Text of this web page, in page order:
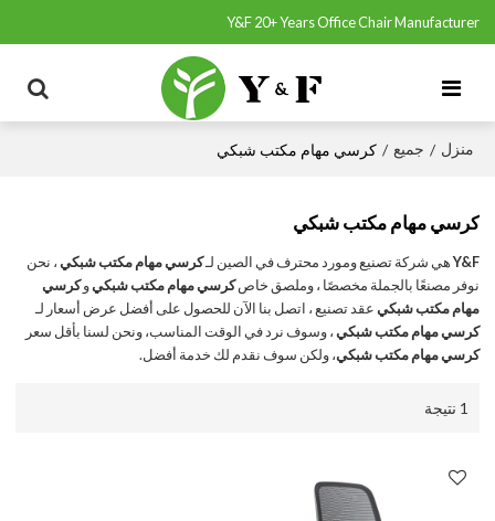
Y&F 20+ Years Office Chair Manufacturer
منزل / جميع / كرسي مهام مكتب شبكي
كرسي مهام مكتب شبكي
Y&Fهي شركة تصنيع ومورد محترف في الصين لـكرسي مهام مكتب شبكي، نحن
نوفر مصنعًا بالجملة مخصصًا ، وملصق خاصكرسي مهام مكتب شبكيوكرسي
مهام مكتب شبكيعقد تصنيع ، اتصل بنا الآن للحصول على أفضل عرض أسعار لـ
كرسي مهام مكتب شبكي، وسوف نرد في الوقت المناسب، ونحن لسنا بأقل سعر
كرسي مهام مكتب شبكي، ولكن سوف نقدم لك خدمة أفضل.
1 نتيجة